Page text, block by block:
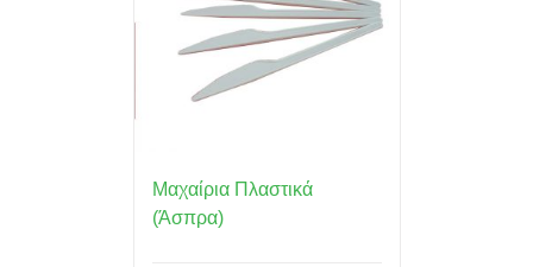
Μαχαίρια Πλαστικά
(Άσπρα)